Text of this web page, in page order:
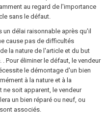
au regard de l'importance
sans le défaut.
un délai raisonnable après qu'il
cause pas de difficultés
la nature de l'article et du but
Pour éliminer le défaut, le vendeur
le démontage d'un bien
à la nature et à la
soit apparent, le vendeur
un bien réparé ou neuf, ou
associés.